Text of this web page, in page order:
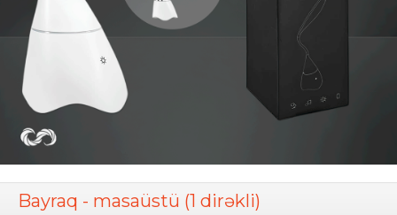
Bayraq - masaüstü (1 dirəkli)